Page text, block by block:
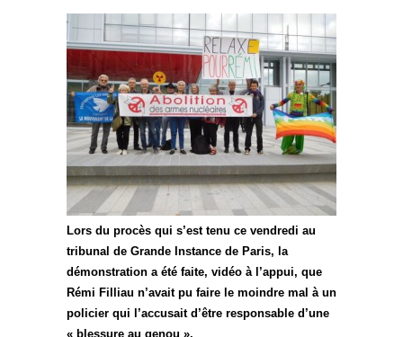
Lors du procès qui s’est tenu ce vendredi au
tribunal de Grande Instance de Paris, la
démonstration a été faite, vidéo à l’appui, que
Rémi Filliau n’avait pu faire le moindre mal à un
policier qui l’accusait d’être responsable d’une
« blessure au genou ».